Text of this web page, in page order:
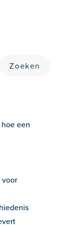
Zoeken
een
voor